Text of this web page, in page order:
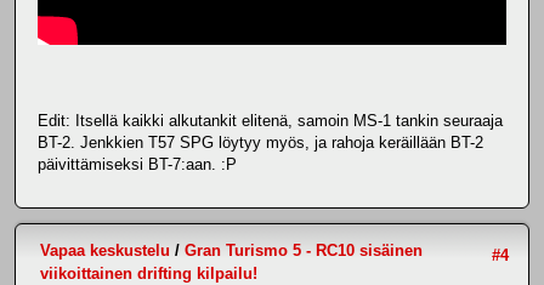
Edit: Itsellä kaikki alkutankit elitenä, samoin MS-1 tankin seuraaja
BT-2. Jenkkien T57 SPG löytyy myös, ja rahoja keräillään BT-2
päivittämiseksi BT-7:aan. :P
#4
Vapaa keskustelu / Gran Turismo 5 - RC10 sisäinen
viikoittainen drifting kilpailu!